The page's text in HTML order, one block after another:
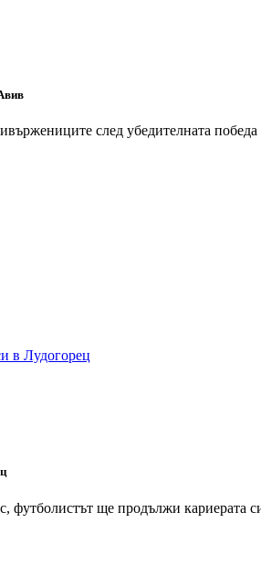
след убедителната
ще продължи кариерата